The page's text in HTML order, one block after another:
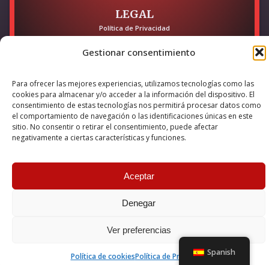
Gestionar consentimiento
Para ofrecer las mejores experiencias, utilizamos tecnologías como las
cookies para almacenar y/o acceder a la información del dispositivo. El
consentimiento de estas tecnologías nos permitirá procesar datos como
el comportamiento de navegación o las identificaciones únicas en este
sitio. No consentir o retirar el consentimiento, puede afectar
negativamente a ciertas características y funciones.
Aceptar
Denegar
Ver preferencias
Política de cookiesPolítica de Privacidad
LEGAL
Política de Privacidad
Política de Cookies
utilizado para la solución digital: Sitio web y presencia en
internet, financiado por la Unión Europea – NextGeneration EU
© 2026 Guillermo Martínez | Todos los derechos reservados |
Spanish